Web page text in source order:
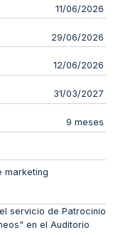
11/06/2026
29/06/2026
12/06/2026
31/03/2027
9 meses
marketing
servicio de Patrocinio
en el Auditorio